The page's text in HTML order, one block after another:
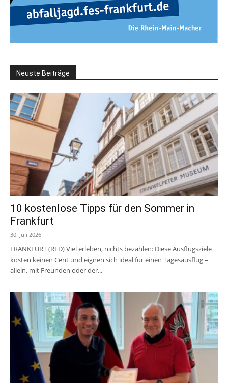
Neuste Beiträge
10 kostenlose Tipps für den Sommer in
Frankfurt
30. Juli 2026
FRANKFURT (RED) Viel erleben, nichts bezahlen: Diese Ausflugsziele
kosten keinen Cent und eignen sich ideal für einen Tagesausflug –
allein, mit Freunden oder der...